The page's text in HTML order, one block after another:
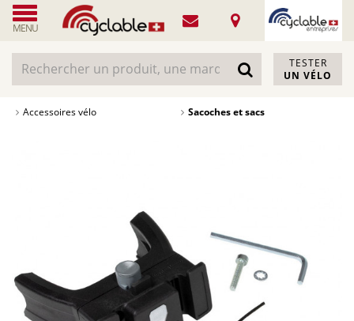
MENU
TESTER
UN VÉLO
Accessoires vélo Sacoches et sacs